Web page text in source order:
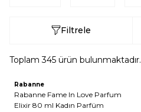
Filtrele
Toplam345 ürün bulunmaktadır.
Yeni
Rabanne
Rabanne Fame In Love Parfum
Elixir 80 ml Kadın Parfüm